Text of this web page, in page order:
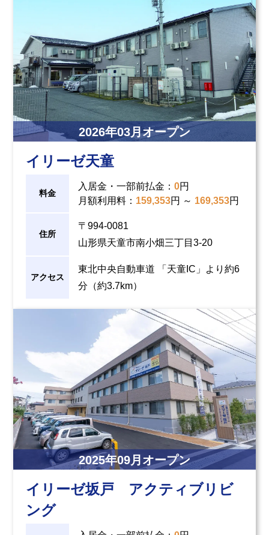
2026年03月オープン
イリーゼ天童
料金
入居金・一部前払金 ： 0円
月額利用料： 159,353円 ～ 169,353円
住所
〒994-0081
山形県天童市南小畑三丁目3-20
アクセス
東北中央自動車道 「天童IC」より約6
分（約3.7km）
2025年09月オープン
イリーゼ坂戸 アクティブリビ
ング